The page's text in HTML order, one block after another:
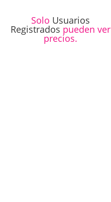
Solo Usuarios
Registrados pueden ver
precios.